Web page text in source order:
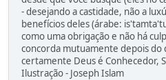
- desejando a castidade, não a
benefícios deles (árabe:
como uma obrigação e não há
concorda mutuamente depois do
certamente Deus é Conhecedor,
Ilustração - Joseph Islam